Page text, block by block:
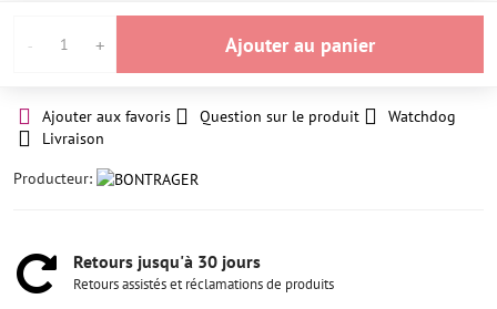
Ajouter au panier
Ajouter aux favoris Question sur le produit
Watchdog
Livraison
Producteur:
Retours jusqu'à 30 jours
Retours assistés et réclamations de produits